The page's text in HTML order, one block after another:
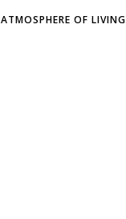
ATMOSPHERE OF LIVING